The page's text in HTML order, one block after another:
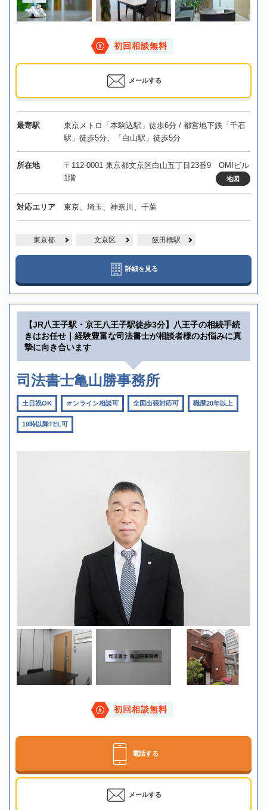
初回相談無料
メールする
最寄駅
東京メトロ「本駒込駅」徒歩6分 / 都営地下鉄「千石
駅」徒歩5分、「白山駅」徒歩5分
所在地
〒112-0001 東京都文京区白山五丁目23番9 OMIビル
1階
地図
対応エリア 東京、埼玉、神奈川、千葉
東京都 文京区 飯田橋駅
詳細を見る
【JR八王子駅・京王八王子駅徒歩3分】八王子の相続手続
きはお任せ｜経験豊富な司法書士が相談者様のお悩みに真
摯に向き合います
司法書士亀山勝事務所
土日祝OK オンライン相談可 全国出張対応可 職歴20年以上
19時以降TEL可
初回相談無料
電話する
メールする